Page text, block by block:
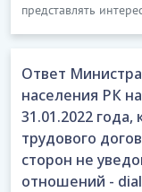
представлять
Ответ
населения РК
31.01.2022
трудового
сторон не
отношений -